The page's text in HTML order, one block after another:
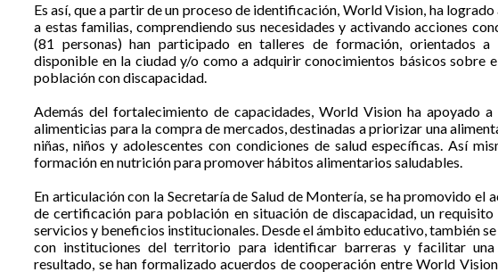
Es así, que a partir de un proceso de identificación, World Vision, ha
a estas familias, comprendiendo sus necesidades y activando acciones
(81 personas) han participado en talleres de formación, orientados
disponible en la ciudad y/o como a adquirir conocimientos básicos sobre
población con discapacidad.
Además del fortalecimiento de capacidades, World Vision ha apoyado
alimenticias para la compra de mercados, destinadas a priorizar una
niñas, niños y adolescentes con condiciones de salud específicas. Así
formación en nutrición para promover hábitos alimentarios saludables.
En articulación con la Secretaría de Salud de Montería, se ha promovido el
de certificación para población en situación de discapacidad, un
servicios y beneficios institucionales. Desde el ámbito educativo, también
con instituciones del territorio para identificar barreras y facilitar una
resultado, se han formalizado acuerdos de cooperación entre World